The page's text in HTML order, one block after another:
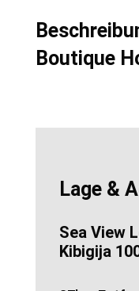
Boutique
Lage &
Sea View
Kibigija